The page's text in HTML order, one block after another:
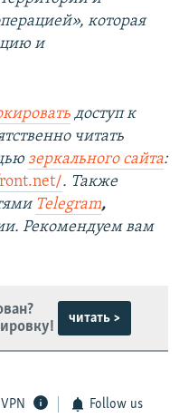
которая
и
доступ к
читать
зеркального сайта:
. Также
Telegram,
Рекомендуем вам
читать >
Follow us